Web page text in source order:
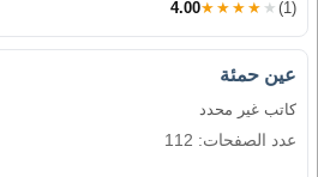
4.00★★★★★ (1)
عين حمئة
كاتب غير محدد
عدد الصفحات: 112